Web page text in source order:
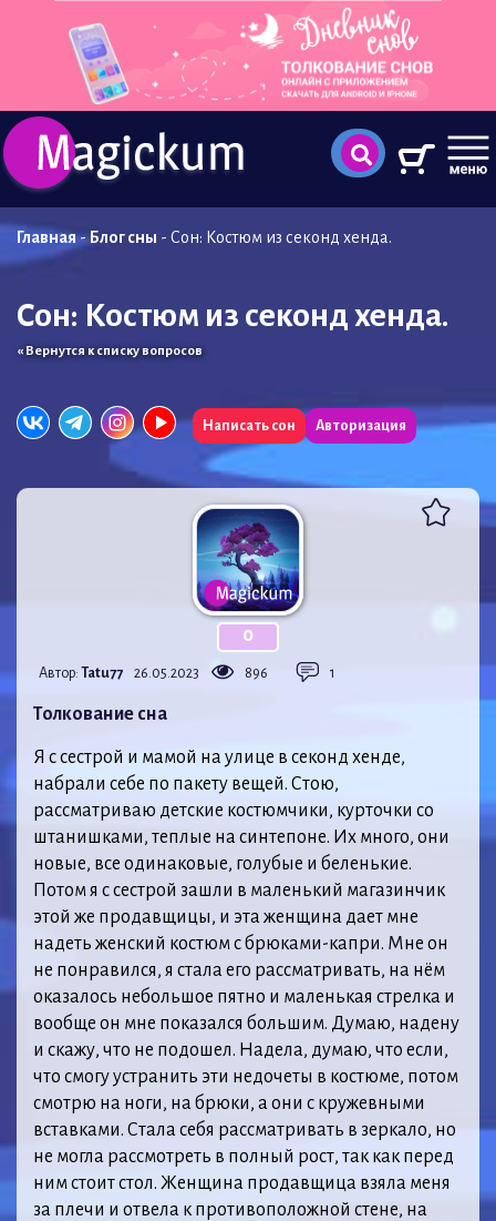
Главная-Блог сны - Сон: Костюм из секонд хенда.
Сон: Костюм из секонд хенда.
« Вернутся к списку вопросов
Написать сон Авторизация
0
Автор: Tatu77 26.05.2023 896 1
Толкование сна
Я с сестрой и мамой на улице в секонд хенде,
набрали себе по пакету вещей. Стою,
рассматриваю детские костюмчики, курточки со
штанишками, теплые на синтепоне. Их много, они
новые, все одинаковые, голубые и беленькие.
Потом я с сестрой зашли в маленький магазинчик
этой же продавщицы, и эта женщина дает мне
надеть женский костюм с брюками-капри. Мне он
не понравился, я стала его рассматривать, на нём
оказалось небольшое пятно и маленькая стрелка и
вообще он мне показался большим. Думаю, надену
и скажу, что не подошел. Надела, думаю, что если,
что смогу устранить эти недочеты в костюме, потом
смотрю на ноги, на брюки, а они с кружевными
вставками. Стала себя рассматривать в зеркало, но
не могла рассмотреть в полный рост, так как перед
ним стоит стол. Женщина продавщица взяла меня
за плечи и отвела к противоположной стене, на